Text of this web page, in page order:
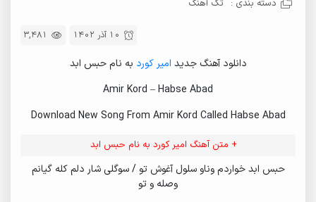
دسته بندی : تک آهنگ
3,481 10 آذر 1402
دانلود آهنگ جدید امیر کورد به نام حبس ابد
Amir Kord – Habse Abad
Download New Song From Amir Kord Called Habse Abad
+ متن آهنگ امیر کورد به نام حبس ابد
حبس ابد خواردم وناو سلول آغوش تو / سوگلی شار دلم کله گیانم
وصله و تو